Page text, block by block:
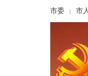
市委 | 市